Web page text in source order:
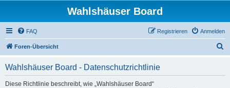
Wahlshäuser Board
FAQ Anmelden
Registrieren
Foren-Übersicht
Wahlshäuser Board - Datenschutzrichtlinie
Diese Richtlinie beschreibt, wie „Wahlshäuser Board“